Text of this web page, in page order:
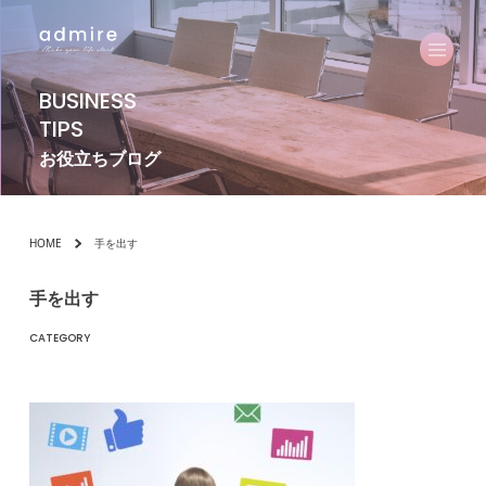
BUSINESS
TIPS
お役立ちブログ
HOME 手を出す
手を出す
CATEGORY